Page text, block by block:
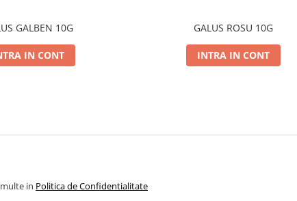
GALBEN 10G
IN CONT
GALUS ROSU 10G
INTRA IN CONT
in Politica de Confidentialitate